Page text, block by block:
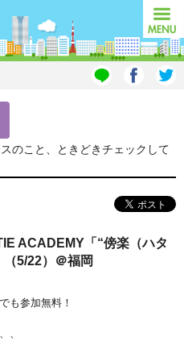
MENU
のこと、ときどきチェックして
ACADEMY「“傍楽（ハタ
5/22）＠福岡
も参加無料！
、